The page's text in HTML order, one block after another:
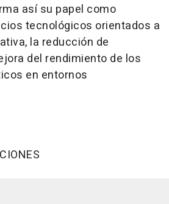
así su papel como
tecnológicos orientados a
la reducción de
del rendimiento de los
en entornos